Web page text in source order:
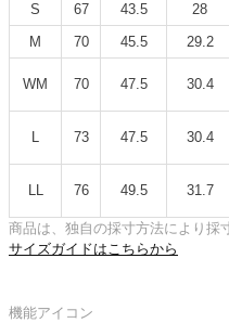
S
67 43.5 28
M
70 45.5 29.2
WM 70 47.5 30.4
L 73 47.5 30.4
LL 76 49.5 31.7
商品は、独自の採寸方法により採
サイズガイドはこちらから
機能アイコン